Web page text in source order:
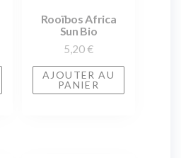
Rooïbos Africa
Sun Bio
5,20 €
AJOUTER AU
PANIER